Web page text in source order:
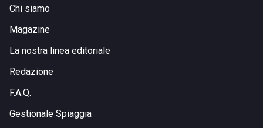
Chi siamo
Magazine
La nostra linea editoriale
Redazione
F.A.Q.
Gestionale Spiaggia